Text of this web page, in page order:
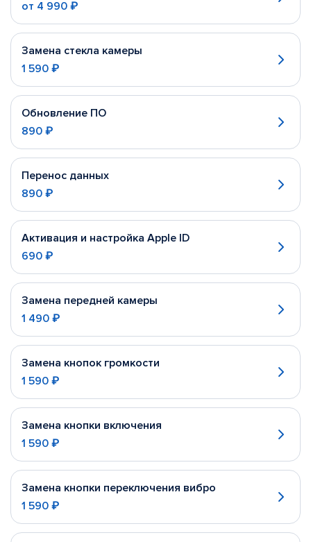
от 4 990 ₽
Замена стекла камеры
1 590 ₽
Обновление ПО
890 ₽
Перенос данных
890 ₽
Активация и настройка Apple ID
690 ₽
Замена передней камеры
1 490 ₽
Замена кнопок громкости
1 590 ₽
Замена кнопки включения
1 590 ₽
Замена кнопки переключения вибро
1 590 ₽